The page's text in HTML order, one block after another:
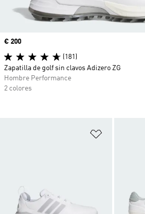
Precio
€ 200
(181)
Zapatilla de golf sin clavos Adizero ZG
Hombre Performance
2 colores